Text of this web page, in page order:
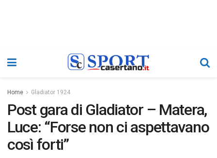
Home Gladiator 1924
Post gara di Gladiator – Matera,
Luce: “Forse non ci aspettavano
così forti”